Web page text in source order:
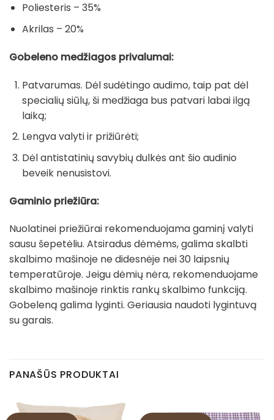
Poliesteris – 35%
Akrilas – 20%
Gobeleno medžiagos privalumai:
Patvarumas. Dėl sudėtingo audimo, taip pat dėl
specialių siūlų, ši medžiaga bus patvari labai ilgą
laiką;
Lengva valyti ir prižiūrėti;
Dėl antistatinių savybių dulkės ant šio audinio
beveik nenusistovi.
Gaminio priežiūra:
Nuolatinei priežiūrai rekomenduojama gaminį valyti
sausu šepetėliu. Atsiradus dėmėms, galima skalbti
skalbimo mašinoje ne didesnėje nei 30 laipsnių
temperatūroje. Jeigu dėmių nėra, rekomenduojame
skalbimo mašinoje rinktis rankų skalbimo funkciją.
Gobeleną galima lyginti. Geriausia naudoti lygintuvą
su garais.
PANAŠŪS PRODUKTAI